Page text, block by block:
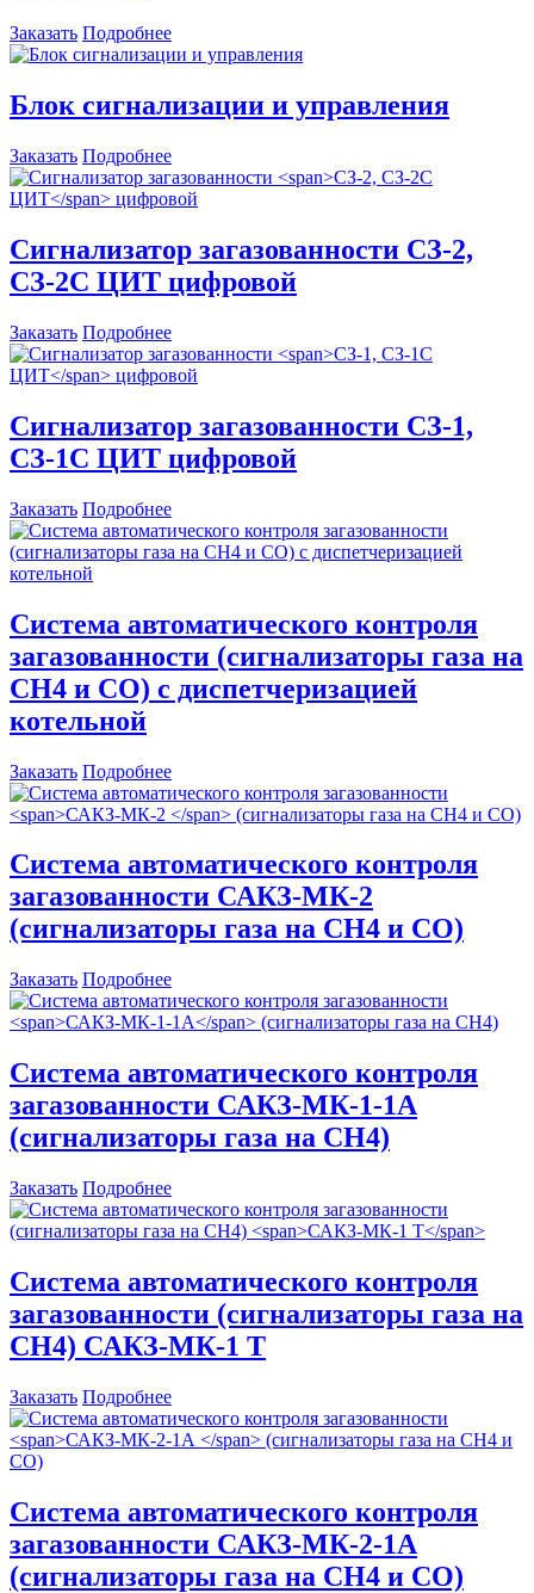
Заказать Подробнее
Блок сигнализации и управления
Заказать Подробнее
Сигнализатор загазованности СЗ-2,
СЗ-2С ЦИТ цифровой
Заказать Подробнее
Сигнализатор загазованности СЗ-1,
СЗ-1С ЦИТ цифровой
Заказать Подробнее
Система автоматического контроля
загазованности (сигнализаторы газа на
CH4 и CO) с диспетчеризацией
котельной
Заказать Подробнее
Система автоматического контроля
загазованности САКЗ-МК-2
(сигнализаторы газа на CH4 и СО)
Заказать Подробнее
Система автоматического контроля
загазованности САКЗ-МК-1-1А
(сигнализаторы газа на CH4)
Заказать Подробнее
Система автоматического контроля
загазованности (сигнализаторы газа на
CH4) САКЗ-МК-1 Т
Заказать Подробнее
Система автоматического контроля
загазованности САКЗ-МК-2-1А
(сигнализаторы газа на CH4 и СО)